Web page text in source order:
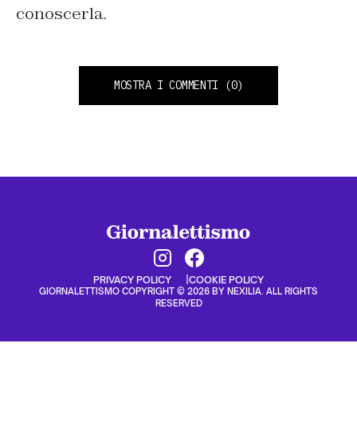
conoscerla.
MOSTRA I COMMENTI (0)
PRIVACY POLICY COOKIE POLICY
GIORNALETTISMO COPYRIGHT © 2026 BY NEXILIA. ALL RIGHTS
RESERVED